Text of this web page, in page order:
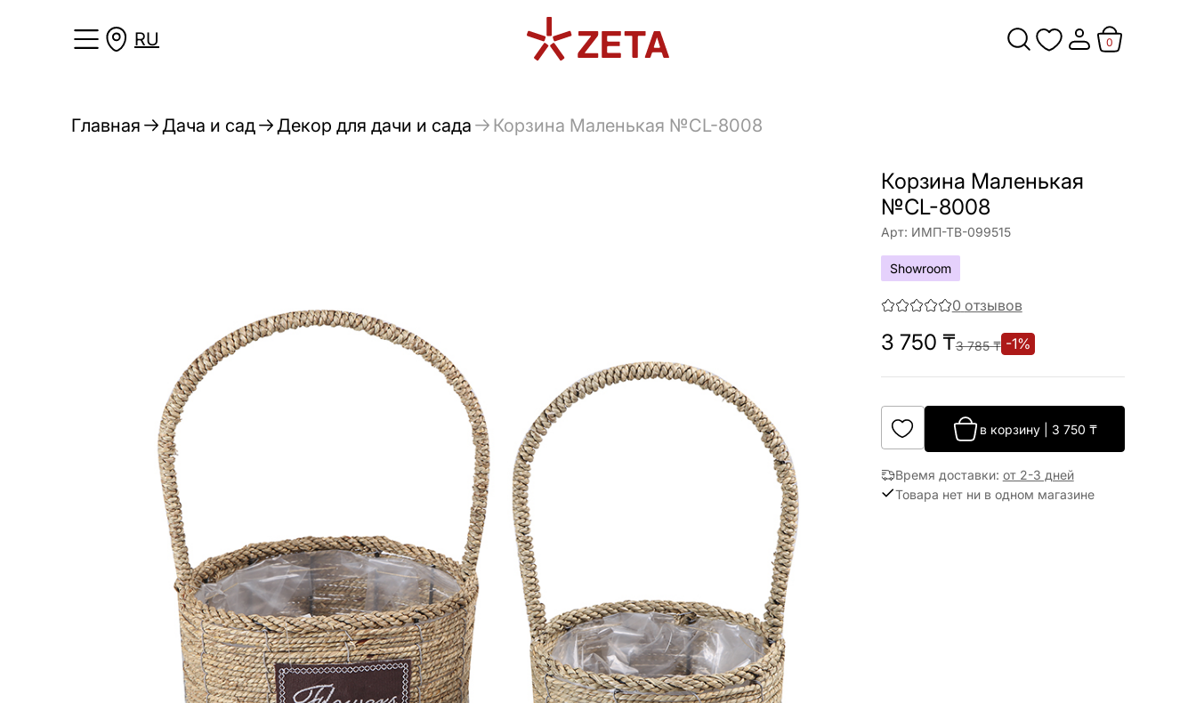
RU 0
Главная Дача и сад Декор для дачи и сада Корзина Маленькая №CL-8008
Корзина Маленькая
№CL-8008
Арт: ИМП-ТВ-099515
Showroom
0 отзывов
3 750 ₸3 785₸ -1%
в корзину 3 750 ₸
Время доставки: от 2-3 дней
Товара нет ни в одном магазине